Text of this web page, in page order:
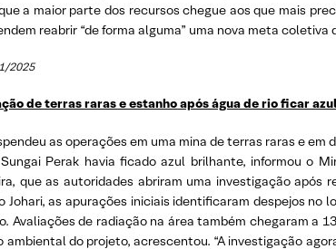
a maior parte dos recursos chegue aos que mais
reabrir “de forma alguma” uma nova meta
2025
de terras raras e estanho após água de rio ficar azul
as operações em uma mina de terras raras e
Perak havia ficado azul brilhante, informou o
que as autoridades abriram uma investigação
Johari, as apurações iniciais identificaram despejos
Avaliações de radiação na área também chegaram a
do projeto, acrescentou. “A investigação